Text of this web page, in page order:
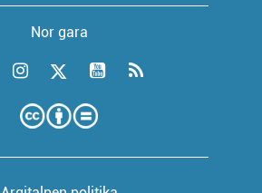
Nor gara